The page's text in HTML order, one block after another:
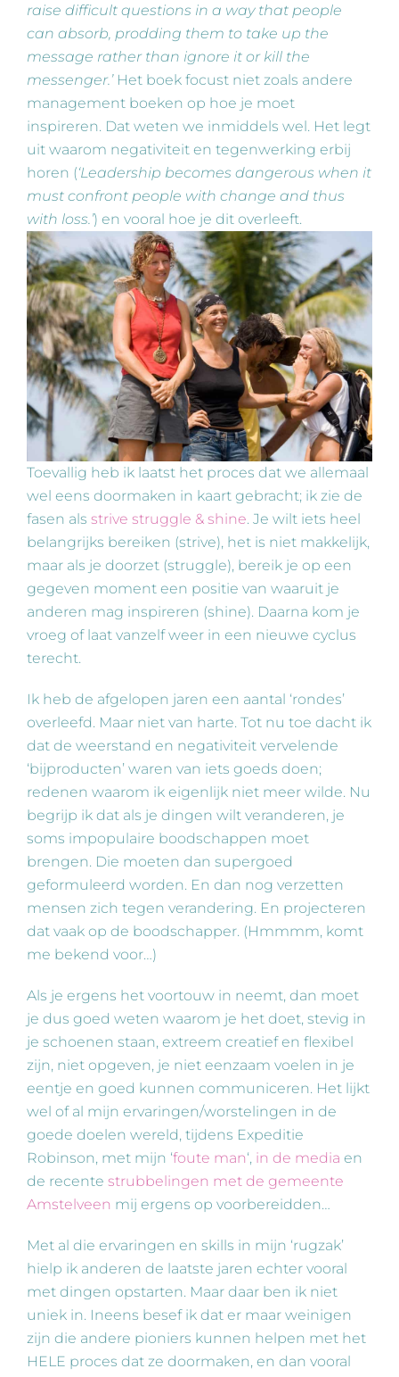
raise difficult questions in a way that people
can absorb, prodding them to take up the
message rather than ignore it or kill the
messenger.’Het boek focust niet zoals andere
management boeken op hoe je moet
inspireren. Dat weten we inmiddels wel. Het legt
uit waarom negativiteit en tegenwerking erbij
horen (‘Leadership becomes dangerous when it
must confront people with change and thus
with loss.’) en vooral hoe je dit overleeft.
Toevallig heb ik laatst het proces dat we allemaal
wel eens doormaken in kaart gebracht; ik zie de
fasen als strive struggle & shine. Je wilt iets heel
belangrijks bereiken (strive), het is niet makkelijk,
maar als je doorzet (struggle), bereik je op een
gegeven moment een positie van waaruit je
anderen mag inspireren (shine). Daarna kom je
vroeg of laat vanzelf weer in een nieuwe cyclus
terecht.
Ik heb de afgelopen jaren een aantal ‘rondes’
overleefd. Maar niet van harte. Tot nu toe dacht ik
dat de weerstand en negativiteit vervelende
‘bijproducten’ waren van iets goeds doen;
redenen waarom ik eigenlijk niet meer wilde. Nu
begrijp ik dat als je dingen wilt veranderen, je
soms impopulaire boodschappen moet
brengen. Die moeten dan supergoed
geformuleerd worden. En dan nog verzetten
mensen zich tegen verandering. En projecteren
dat vaak op de boodschapper. (Hmmmm, komt
me bekend voor…)
Als je ergens het voortouw in neemt, dan moet
je dus goed weten waarom je het doet, stevig in
je schoenen staan, extreem creatief en flexibel
zijn, niet opgeven, je niet eenzaam voelen in je
eentje en goed kunnen communiceren. Het lijkt
wel of al mijn ervaringen/worstelingen in de
goede doelen wereld, tijdens Expeditie
Robinson, met mijn ‘foute man‘, in de media en
de recente strubbelingen met de gemeente
Amstelveen mij ergens op voorbereidden…
Met al die ervaringen en skills in mijn ‘rugzak’
hielp ik anderen de laatste jaren echter vooral
met dingen opstarten. Maar daar ben ik niet
uniek in. Ineens besef ik dat er maar weinigen
zijn die andere pioniers kunnen helpen met het
HELE proces dat ze doormaken, en dan vooral